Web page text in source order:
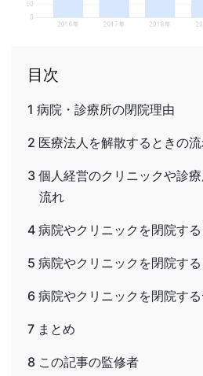
目次
1 病院・診療所の閉院理由
2 医療法人を解散するときの
3 個人経営のクリニックや診
流れ
4 病院やクリニックを閉院す
5 病院やクリニックを閉院する
6 病院やクリニックを閉院す
7 まとめ
8 この記事の監修者